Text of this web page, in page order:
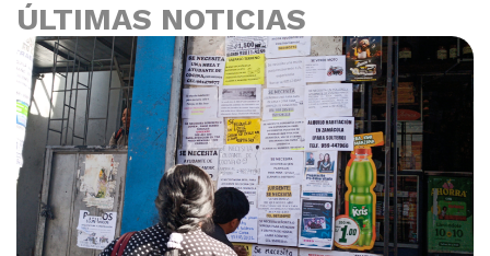
ÚLTIMAS NOTICIAS